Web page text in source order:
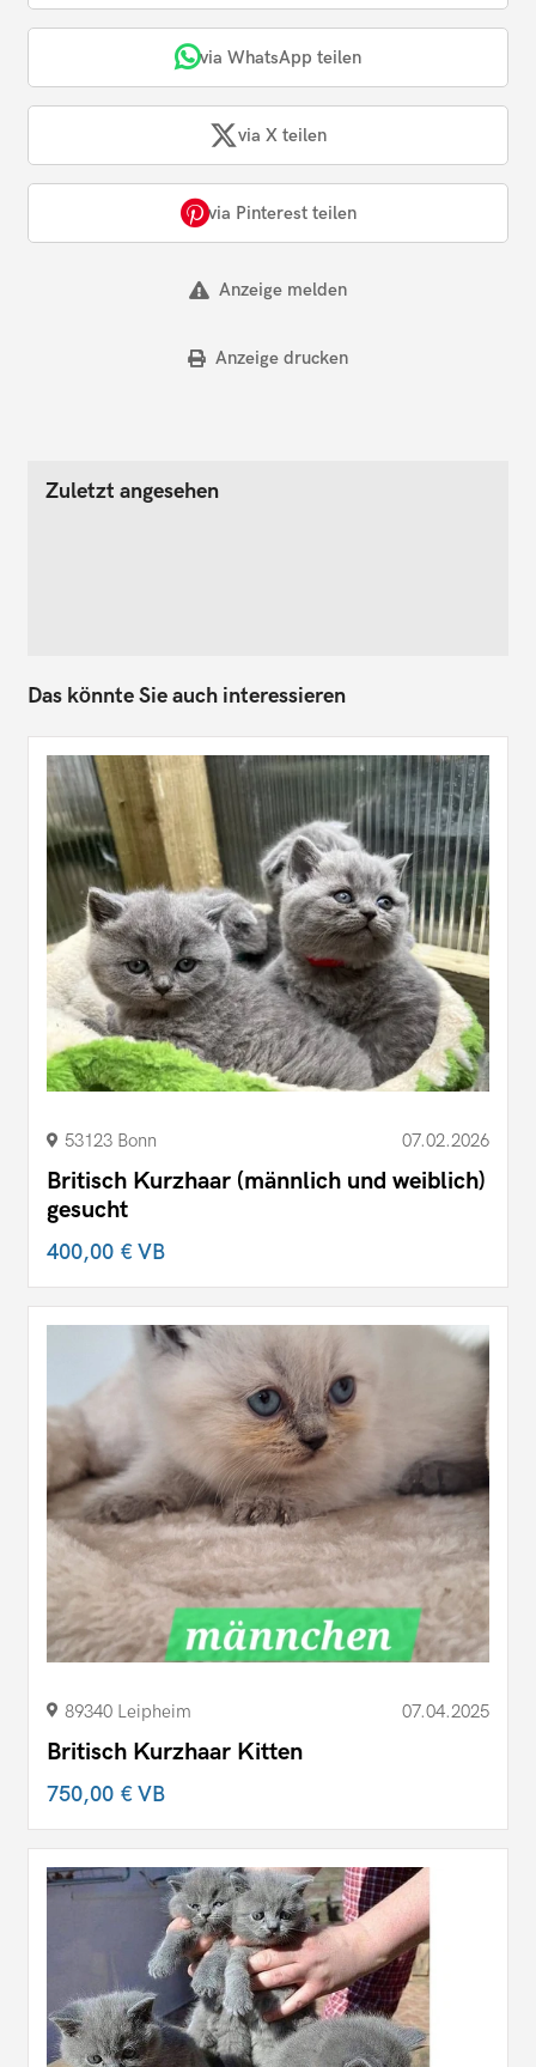
via WhatsApp teilen
via X teilen
via Pinterest teilen
Anzeige melden
Anzeige drucken
Zuletzt angesehen
Das könnte Sie auch interessieren
53123 Bonn 07.02.2026
Britisch Kurzhaar (männlich und weiblich)
gesucht
400,00 €VB
89340 Leipheim 07.04.2025
Britisch Kurzhaar Kitten
750,00 €VB